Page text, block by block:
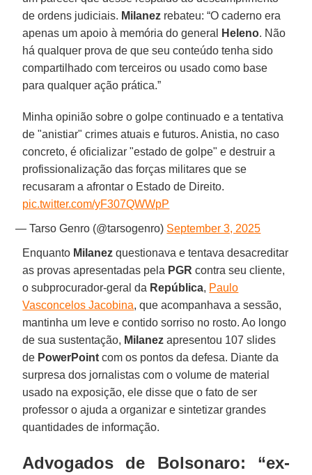
de ordens judiciais. Milanez rebateu: “O caderno era
apenas um apoio à memória do general
Heleno. Não
há qualquer prova de que seu conteúdo tenha sido
compartilhado com terceiros ou usado como base
para qualquer ação prática.”
Minha opinião sobre o golpe continuado e a tentativa
de "anistiar" crimes atuais e futuros. Anistia, no caso
concreto, é oficializar "estado de golpe" e destruir a
profissionalização das forças militares que se
recusaram a afrontar o Estado de Direito.
pic.twitter.com/yF307QWWpP
— Tarso Genro (@tarsogenro) September 3, 2025
Enquanto Milanez questionava e tentava desacreditar
as provas apresentadas pela PGR contra seu cliente,
o subprocurador-geral da República, Paulo
Vasconcelos Jacobina, que acompanhava a sessão,
mantinha um leve e contido sorriso no rosto. Ao longo
de sua sustentação, Milanez apresentou 107 slides
de PowerPoint com os pontos da defesa. Diante da
surpresa dos jornalistas com o volume de material
usado na exposição, ele disse que o fato de ser
professor o ajuda a organizar e sintetizar grandes
quantidades de informação.
Advogados de Bolsonaro: “ex-